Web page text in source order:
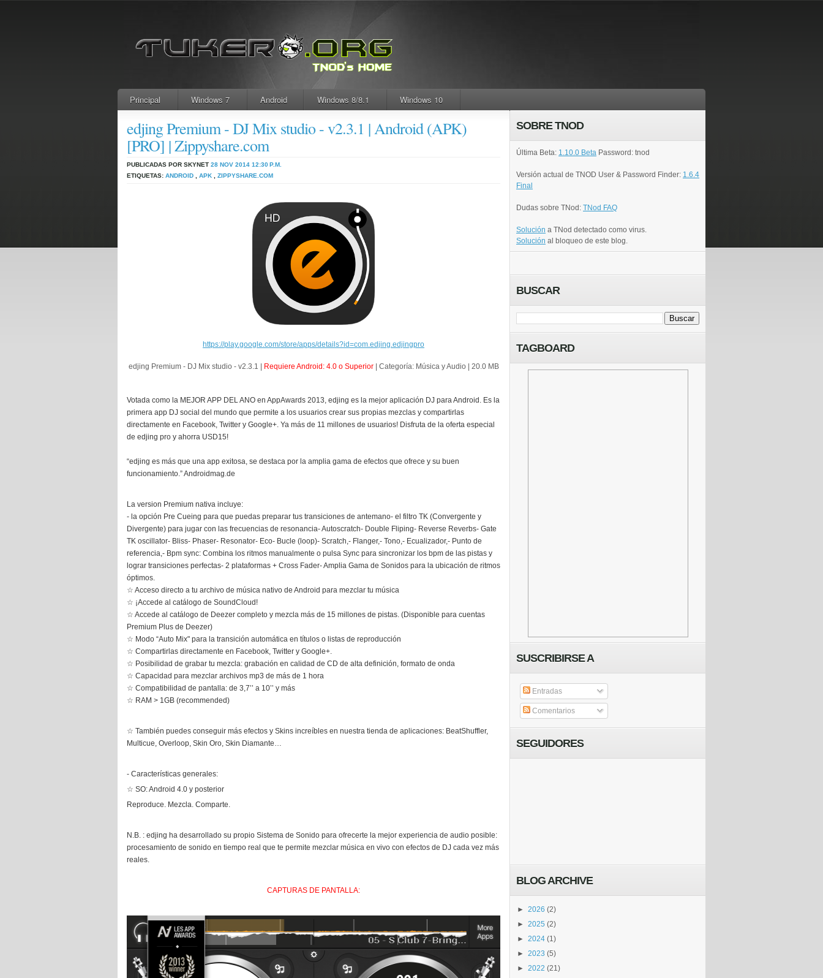
Principal Windows 7 Android Windows 8/8.1 Windows 10
edjing Premium - DJ Mix studio - v2.3.1 | Android (APK)
[PRO] | Zippyshare.com
PUBLICADAS POR SKYNET 28 NOV 2014 12:30 P.M.
ETIQUETAS: ANDROID APK ZIPPYSHARE.COM
https://play.google.com/store/apps/details?id=com.edjing.edjingpro
edjing Premium - DJ Mix studio - v2.3.1 | Requiere Android: 4.0 o Superior| Categoría: Música y Audio | 20.0 MB
Votada como la MEJOR APP DEL ANO en AppAwards 2013, edjing es la mejor aplicación DJ para Android. Es la
primera app DJ social del mundo que permite a los usuarios crear sus propias mezclas y compartirlas
directamente en Facebook, Twitter y Google+. Ya más de 11 millones de usuarios! Disfruta de la oferta especial
de edjing pro y ahorra USD15!
“edjing es más que una app exitosa, se destaca por la amplia gama de efectos que ofrece y su buen
funcionamiento.” Androidmag.de
La version Premium nativa incluye:
- la opción Pre Cueing para que puedas preparar tus transiciones de antemano- el filtro TK (Convergente y
Divergente) para jugar con las frecuencias de resonancia- Autoscratch- Double Fliping- Reverse Reverbs- Gate
TK oscillator- Bliss- Phaser- Resonator- Eco- Bucle (loop)- Scratch,- Flanger,- Tono,- Ecualizador,- Punto de
referencia,- Bpm sync: Combina los ritmos manualmente o pulsa Sync para sincronizar los bpm de las pistas y
lograr transiciones perfectas- 2 plataformas + Cross Fader- Amplia Gama de Sonidos para la ubicación de ritmos
óptimos.
☆ Acceso directo a tu archivo de música nativo de Android para mezclar tu música
☆ ¡Accede al catálogo de SoundCloud!
☆ Accede al catálogo de Deezer completo y mezcla más de 15 millones de pistas. (Disponible para cuentas
Premium Plus de Deezer)
☆ Modo “Auto Mix" para la transición automática en títulos o listas de reproducción
☆ Compartirlas directamente en Facebook, Twitter y Google+.
☆ Posibilidad de grabar tu mezcla: grabación en calidad de CD de alta definición, formato de onda
☆ Capacidad para mezclar archivos mp3 de más de 1 hora
☆ Compatibilidad de pantalla: de 3,7’’ a 10’’ y más
☆ RAM > 1GB (recommended)
☆ También puedes conseguir más efectos y Skins increíbles en nuestra tienda de aplicaciones: BeatShuffler,
Multicue, Overloop, Skin Oro, Skin Diamante…
- Características generales:
☆ SO: Android 4.0 y posterior
Reproduce. Mezcla. Comparte.
N.B. : edjing ha desarrollado su propio Sistema de Sonido para ofrecerte la mejor experiencia de audio posible:
procesamiento de sonido en tiempo real que te permite mezclar música en vivo con efectos de DJ cada vez más
reales.
CAPTURAS DE PANTALLA:
SOBRE TNOD
Última Beta: 1.10.0 Beta Password: tnod
Versión actual de TNOD User & Password Finder: 1.6.4
Final
Dudas sobre TNod: TNod FAQ
Solución a TNod detectado como virus.
Solución al bloqueo de este blog.
BUSCAR
TAGBOARD
SUSCRIBIRSE A
Entradas
Comentarios
SEGUIDORES
BLOG ARCHIVE
► 2026 (2)
► 2025 (2)
► 2024 (1)
► 2023 (5)
► 2022 (21)